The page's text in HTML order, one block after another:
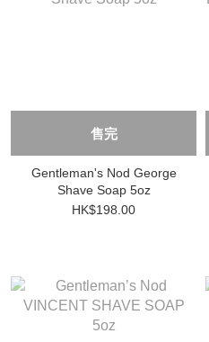
售完
Gentleman's Nod George
Shave Soap 5oz
HK$198.00